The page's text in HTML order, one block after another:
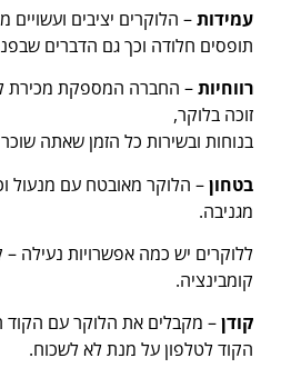
עמידות– הלוקרים יציבים ועשויים
תופסים חלודה וכך גם הדברים
רווחיות– החברה המספקת מכירת
זוכה בלוקר,
בנוחות ובשירות כל הזמן שאתה
בטחון– הלוקר מאובטח עם מנעול
מגניבה.
ללוקרים יש כמה אפשרויות נעילה
קומבינציה.
קודן– מקבלים את הלוקר עם הקוד
הקוד לטלפון על מנת לא לשכוח.